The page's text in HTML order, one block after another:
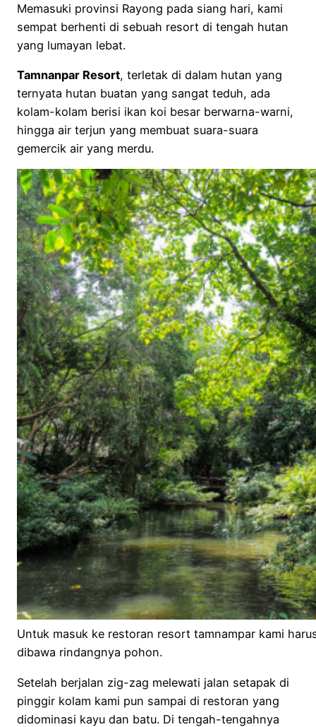
Memasuki provinsi Rayong pada siang hari, kami
sempat berhenti di sebuah resort di tengah hutan
yang lumayan lebat.
Tamnanpar Resort, terletak di dalam hutan yang
ternyata hutan buatan yang sangat teduh, ada
kolam-kolam berisi ikan koi besar berwarna-warni,
hingga air terjun yang membuat suara-suara
gemercik air yang merdu.
Untuk masuk ke restoran resort tamnampar kami
dibawa rindangnya pohon.
Setelah berjalan zig-zag melewati jalan setapak di
pinggir kolam kami pun sampai di restoran yang
didominasi kayu dan batu. Di tengah-tengahnya